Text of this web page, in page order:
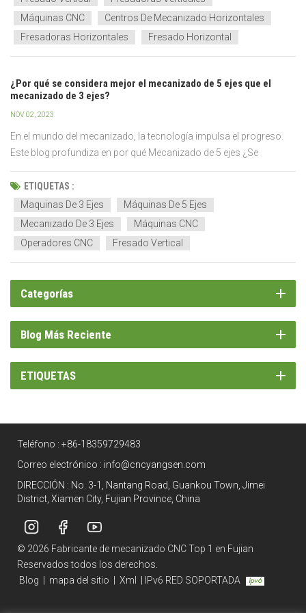
mover...
Máquinas CNC
Centros De Mecanizado Horizontales
Fresadoras Horizontales
Fresado Horizontal
¿Por qué se considera mejor el mecanizado de 5 ejes que el
mecanizado de 3 ejes?
NOV 02, 2023
En el mundo del mecanizado, la tecnología impulsa el progreso.
Este blog profundiza en por qué Mecanizado de 5 ejes ¿Se
considera mejor que el mecanizado de 3 ejes? Al final,
comprenderá las ventajas técnicas y tomará decisiones
informadas en sus proyectos. Le esperan precisión, eficiencia e
innova...
ETIQUETAS :
Maquinas De 3 Ejes
Máquinas De 5 Ejes
Mecanizado De 3 Ejes
Máquinas CNC
Operadores CNC
Fresado Vertical
Categorías
Blog Más Reciente
ETIQUETAS
Teléfono : +86-18359729483
Correo electrónico : info@cncyangsen.com
DIRECCIÓN : No. 3-1, Nantang Road, Guankou Town, Jimei
District, Xiamen City, Fujian Province, China
© 2026 Fabricante de mecanizado CNC Top 1 en Fujian
Reservados todos los derechos.
Blog
mapa del sitio Xml IPv6 RED SOPORTADA